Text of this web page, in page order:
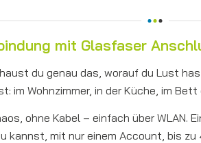
mit Glasfaser
du genau das, worauf du Lust
im Wohnzimmer, in der Küche, im Bett
ohne Kabel – einfach über WLAN.
kannst, mit nur einem Account, bis